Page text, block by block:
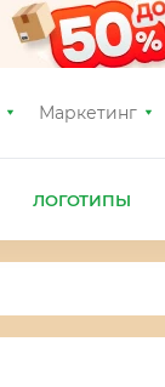
Маркетинг
ЛОГОТИПЫ